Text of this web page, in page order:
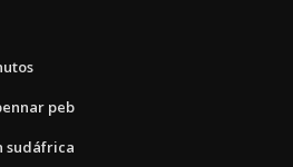
peb
sudáfrica